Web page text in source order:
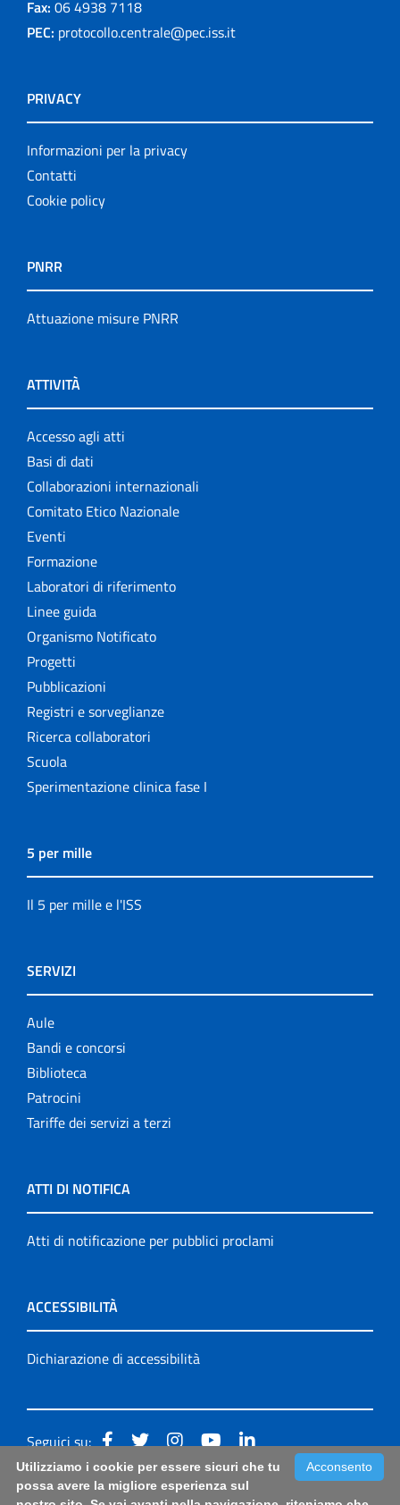
Fax: 06 4938 7118
PEC: protocollo.centrale@pec.iss.it
PRIVACY
Informazioni per la privacy
Contatti
Cookie policy
PNRR
Attuazione misure PNRR
ATTIVITÀ
Accesso agli atti
Basi di dati
Collaborazioni internazionali
Comitato Etico Nazionale
Eventi
Formazione
Laboratori di riferimento
Linee guida
Organismo Notificato
Progetti
Pubblicazioni
Registri e sorveglianze
Ricerca collaboratori
Scuola
Sperimentazione clinica fase I
5 per mille
Il 5 per mille e l'ISS
SERVIZI
Aule
Bandi e concorsi
Biblioteca
Patrocini
Tariffe dei servizi a terzi
ATTI DI NOTIFICA
Atti di notificazione per pubblici proclami
ACCESSIBILITÀ
Dichiarazione di accessibilità
Seguici su:
Accessibilità: form di segnalazione di prima istanza per
Acconsento
Utilizziamo i cookie per essere sicuri che tu
possa avere la migliore esperienza sul